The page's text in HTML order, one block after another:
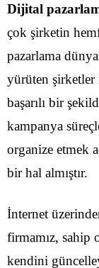
Dijital
çok şirketin
pazarlama
yürüten şirketler
başarılı bir
kampanya
organize etmek
bir hal almıştır.
İnternet
firmamız,
kendini